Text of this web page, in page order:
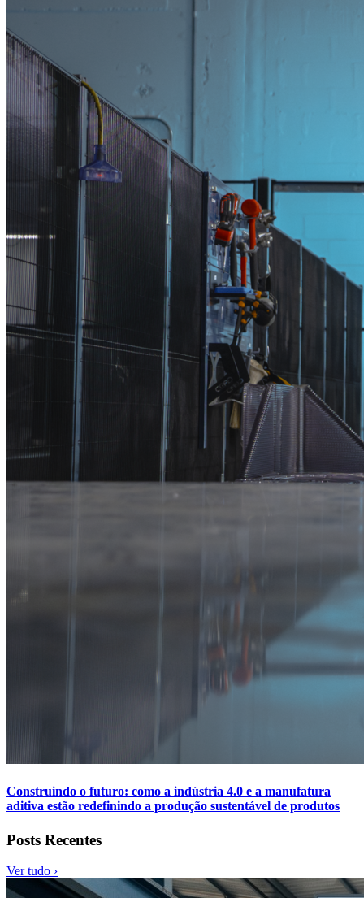
Construindo o futuro: como a indústria 4.0 e a manufatura
aditiva estão redefinindo a produção sustentável de produtos
Posts Recentes
Ver tudo ›